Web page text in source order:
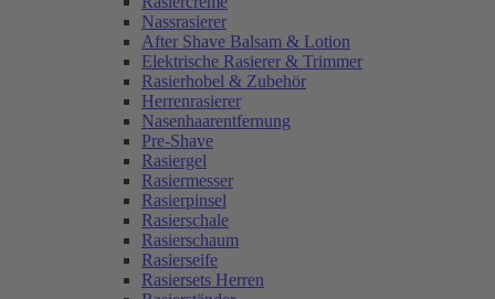
Nassrasierer
After Shave Balsam & Lotion
Elektrische Rasierer & Trimmer
Rasierhobel & Zubehör
Herrenrasierer
Nasenhaarentfernung
Pre-Shave
Rasiergel
Rasiermesser
Rasierpinsel
Rasierschale
Rasierschaum
Rasierseife
Rasiersets Herren